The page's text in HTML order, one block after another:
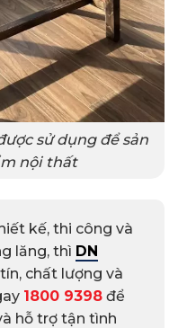
sử dụng để sản
nội thất
kế, thi công và
lăng, thì DN
chất lượng và
1800 9398 để
hỗ trợ tận tình